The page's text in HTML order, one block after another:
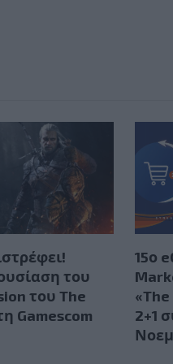
του
του The
Gamescom
15ο
2+1